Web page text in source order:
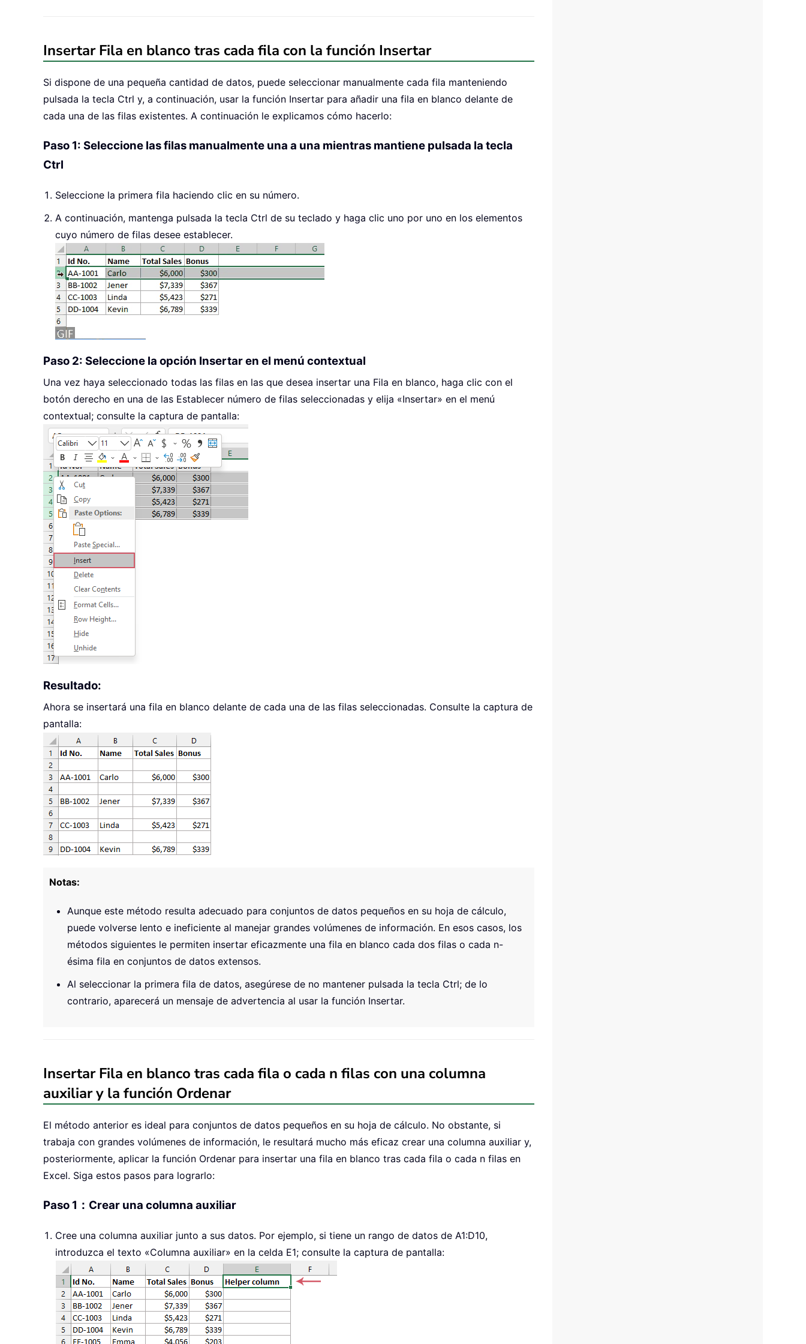
Insertar Fila en blanco tras cada fila con la función Insertar
Si dispone de una pequeña cantidad de datos, puede seleccionar manualmente cada fila manteniendo
pulsada la tecla Ctrl y, a continuación, usar la función Insertar para añadir una fila en blanco delante de
cada una de las filas existentes. A continuación le explicamos cómo hacerlo:
Paso 1: Seleccione las filas manualmente una a una mientras mantiene pulsada la tecla
Ctrl
Seleccione la primera fila haciendo clic en su número.
A continuación, mantenga pulsada la tecla Ctrl de su teclado y haga clic uno por uno en los elementos
cuyo número de filas desee establecer.
Paso 2: Seleccione la opción Insertar en el menú contextual
Una vez haya seleccionado todas las filas en las que desea insertar una Fila en blanco, haga clic con el
botón derecho en una de las Establecer número de filas seleccionadas y elija «Insertar» en el menú
contextual; consulte la captura de pantalla:
Resultado:
Ahora se insertará una fila en blanco delante de cada una de las filas seleccionadas. Consulte la captura de
pantalla:
Notas:
Aunque este método resulta adecuado para conjuntos de datos pequeños en su hoja de cálculo,
puede volverse lento e ineficiente al manejar grandes volúmenes de información. En esos casos, los
métodos siguientes le permiten insertar eficazmente una fila en blanco cada dos filas o cada n-
ésima fila en conjuntos de datos extensos.
Al seleccionar la primera fila de datos, asegúrese de no mantener pulsada la tecla Ctrl; de lo
contrario, aparecerá un mensaje de advertencia al usar la función Insertar.
Insertar Fila en blanco tras cada fila o cada n filas con una columna
auxiliar y la función Ordenar
El método anterior es ideal para conjuntos de datos pequeños en su hoja de cálculo. No obstante, si
trabaja con grandes volúmenes de información, le resultará mucho más eficaz crear una columna auxiliar y,
posteriormente, aplicar la función Ordenar para insertar una fila en blanco tras cada fila o cada n filas en
Excel. Siga estos pasos para lograrlo:
Paso 1：Crear una columna auxiliar
Cree una columna auxiliar junto a sus datos. Por ejemplo, si tiene un rango de datos de A1:D10,
introduzca el texto «Columna auxiliar» en la celda E1; consulte la captura de pantalla: